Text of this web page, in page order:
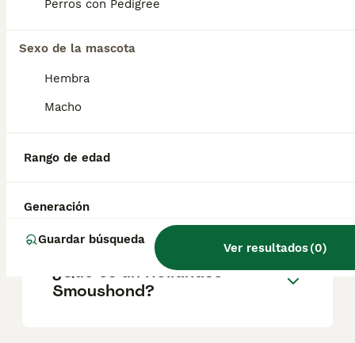
Perros con Pedigree
Sexo de la mascota
Hembra
Macho
Rango de edad
Generación
Guardar búsqueda
Ver resultados(0)
¿Los smoushond holandeses
familia?
Smoushond?
¿Qué es un Hollandse
Smoushond?